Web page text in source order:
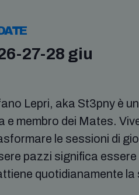
27-28 giu
Lepri, aka St3pny è
e membro dei Mates.
le sessioni di
pazzi significa
quotidianamente la